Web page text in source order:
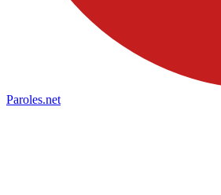
Paroles.net